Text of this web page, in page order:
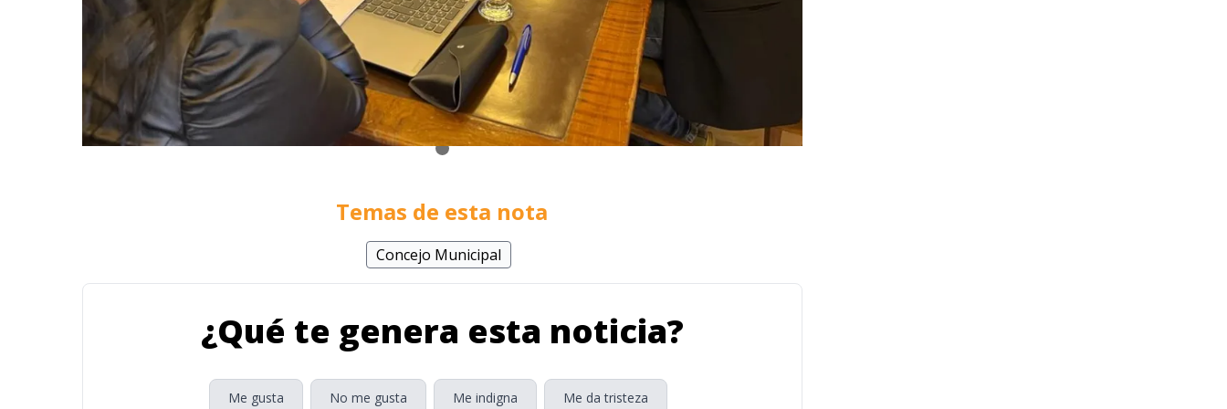
Temas de esta nota
Concejo Municipal
¿Qué te genera esta noticia?
Me gusta No me gusta Me indigna Me da tristeza